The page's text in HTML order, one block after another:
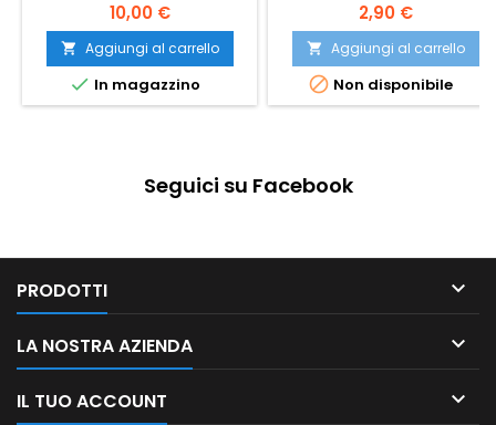
10,00 €
 Aggiungi al carrello
 In magazzino
2,90 €
 Aggiungi al carrello
 Non disponibile
Seguici su Facebook
PRODOTTI 
LA NOSTRA AZIENDA 
IL TUO ACCOUNT 